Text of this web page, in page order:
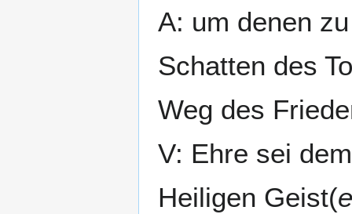
A: um denen
Schatten des
Weg des
V: Ehre sei
Heiligen Geist(e